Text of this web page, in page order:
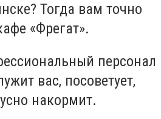
Тогда вам точно
«Фрегат».
персонал
вас, посоветует,
накормит.